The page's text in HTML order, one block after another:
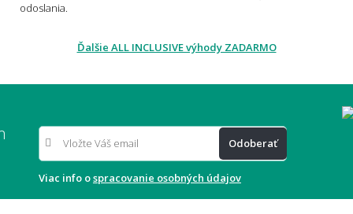
a údržba
sa koberec čistí a udržuje?
odoslania.
Ďalšie ALL INCLUSIVE výhody ZADARMO
Odoberať
Viac info ospracovanie osobných údajov